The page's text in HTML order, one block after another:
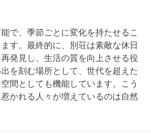
で、季節ごとに変化を持たせるこ
す。最終的に、別荘は素敵な休日
発見し、生活の質を向上させる役
を刻む場所として、世代を超えた
間としても機能しています。こう
かれる人々が増えているのは自然